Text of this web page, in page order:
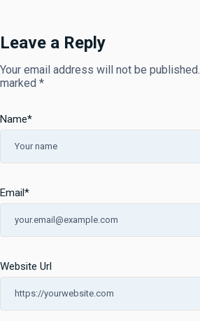
Leave a Reply
Your email address will not be published.
marked *
Name*
Email *
Website Url